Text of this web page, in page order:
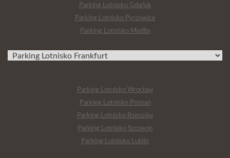
Parking Lotnisko Gdańsk
Parking Lotnisko Pyrzowice
Parking Lotnisko Modlin
Parking Lotnisko Wrocław
Parking Lotnisko Poznań
Parking Lotnisko Rzeszów
Parking Lotnisko Szczecin
Parking Lotnisko Lublin